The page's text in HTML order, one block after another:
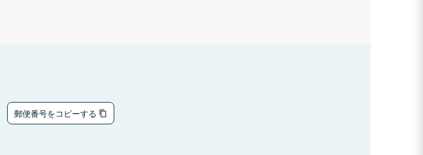
郵便番号をコピーする